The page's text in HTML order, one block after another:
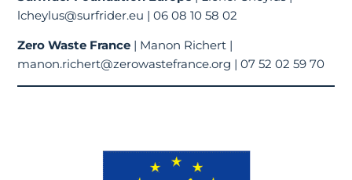
lcheylus@surfrider.eu | 06 08 10 58 02
Zero Waste France | Manon Richert |
manon.richert@zerowastefrance.org | 07 52 02 59 70